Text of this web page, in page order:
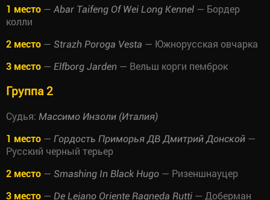
1 место — Abar Taifeng Of Wei Long Kennel — Бордер
колли
2 место — Strazh Poroga Vesta — Южнорусская овчарка
3 место — Elfborg Jarden — Вельш корги пемброк
Группа 2
Судья: Массимо Инзоли (Италия)
1 место — Гордость Приморья ДВ Дмитрий Донской —
Русский черный терьер
2 место — Smashing In Black Hugo — Ризеншнауцер
3 место — De Lejano Oriente Ragneda Rutti — Доберман